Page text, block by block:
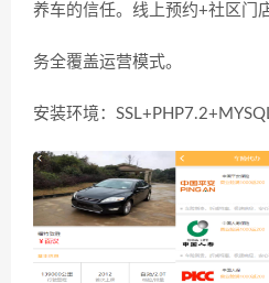
养车的信任。线上预约+社区门
务全覆盖运营模式。
安装环境：